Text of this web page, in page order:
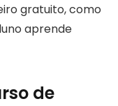
gratuito, como
aprende
de